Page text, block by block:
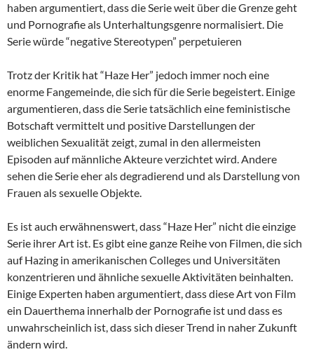
haben argumentiert, dass die Serie weit über die Grenze geht
und Pornografie als Unterhaltungsgenre normalisiert. Die
Serie würde “negative Stereotypen” perpetuieren
Trotz der Kritik hat “Haze Her” jedoch immer noch eine
enorme Fangemeinde, die sich für die Serie begeistert. Einige
argumentieren, dass die Serie tatsächlich eine feministische
Botschaft vermittelt und positive Darstellungen der
weiblichen Sexualität zeigt, zumal in den allermeisten
Episoden auf männliche Akteure verzichtet wird. Andere
sehen die Serie eher als degradierend und als Darstellung von
Frauen als sexuelle Objekte.
Es ist auch erwähnenswert, dass “Haze Her” nicht die einzige
Serie ihrer Art ist. Es gibt eine ganze Reihe von Filmen, die sich
auf Hazing in amerikanischen Colleges und Universitäten
konzentrieren und ähnliche sexuelle Aktivitäten beinhalten.
Einige Experten haben argumentiert, dass diese Art von Film
ein Dauerthema innerhalb der Pornografie ist und dass es
unwahrscheinlich ist, dass sich dieser Trend in naher Zukunft
ändern wird.